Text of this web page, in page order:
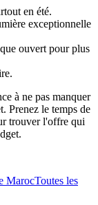
en été.
exceptionnelle
ouvert pour plus
à ne pas manquer
Prenez le temps de
trouver l'offre qui
MarocToutes les